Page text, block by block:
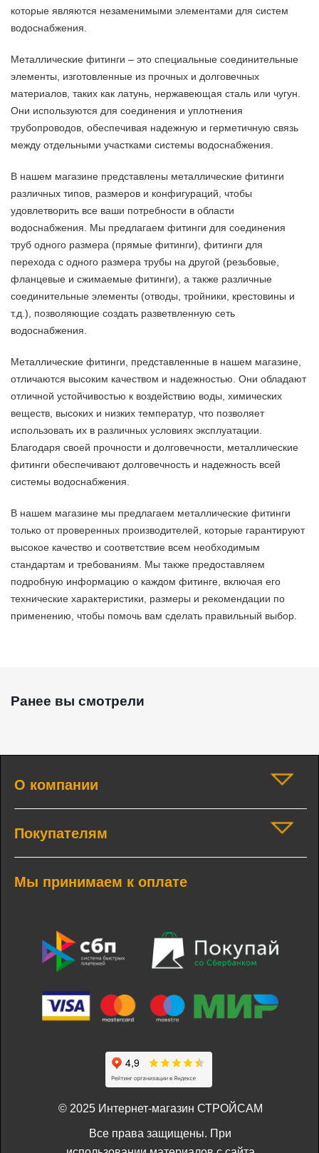
которые являются незаменимыми элементами для систем
водоснабжения.
Металлические фитинги – это специальные соединительные
элементы, изготовленные из прочных и долговечных
материалов, таких как латунь, нержавеющая сталь или чугун.
Они используются для соединения и уплотнения
трубопроводов, обеспечивая надежную и герметичную связь
между отдельными участками системы водоснабжения.
В нашем магазине представлены металлические фитинги
различных типов, размеров и конфигураций, чтобы
удовлетворить все ваши потребности в области
водоснабжения. Мы предлагаем фитинги для соединения
труб одного размера (прямые фитинги), фитинги для
перехода с одного размера трубы на другой (резьбовые,
фланцевые и сжимаемые фитинги), а также различные
соединительные элементы (отводы, тройники, крестовины и
т.д.), позволяющие создать разветвленную сеть
водоснабжения.
Металлические фитинги, представленные в нашем магазине,
отличаются высоким качеством и надежностью. Они обладают
отличной устойчивостью к воздействию воды, химических
веществ, высоких и низких температур, что позволяет
использовать их в различных условиях эксплуатации.
Благодаря своей прочности и долговечности, металлические
фитинги обеспечивают долговечность и надежность всей
системы водоснабжения.
В нашем магазине мы предлагаем металлические фитинги
только от проверенных производителей, которые гарантируют
высокое качество и соответствие всем необходимым
стандартам и требованиям. Мы также предоставляем
подробную информацию о каждом фитинге, включая его
технические характеристики, размеры и рекомендации по
применению, чтобы помочь вам сделать правильный выбор.
Ранее вы смотрели
О компании
Покупателям
Мы принимаем к оплате
© 2025 Интернет-магазин СТРОЙСАМ
Все права защищены. При